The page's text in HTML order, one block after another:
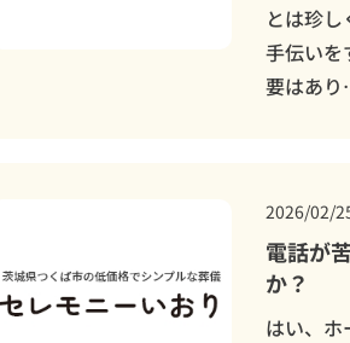
とは珍
手伝いを
要はあ
2026/02/
電話が
か？
はい、ホ